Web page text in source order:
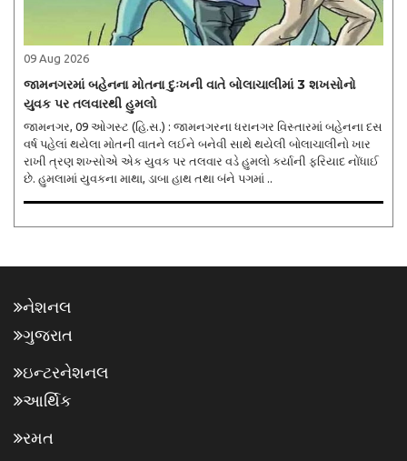
09 Aug 2026
જામનગરમાં બહેનના મોતના દુઃખની વાતે બોલાચાલીમાં 3 શખસોનો
યુવક પર તલવારથી હુમલો
જામનગર, 09 ઓગસ્ટ (હિ.સ.) : જામનગરના ધરાનગર વિસ્તારમાં બહેનના દસ
વર્ષ પહેલાં થયેલા મોતની વાતને લઈને બનેવી સાથે થયેલી બોલાચાલીનો ખાર
રાખી ત્રણ શખ્સોએ એક યુવક પર તલવાર વડે હુમલો કર્યાની ફરિયાદ નોંધાઈ
છે. હુમલામાં યુવકના માથા, ડાબા હાથ તથા બંને પગમાં ..
નેશનલ
ગુજરાત
ઇન્ટરનેશનલ
આર્થિક
રમત